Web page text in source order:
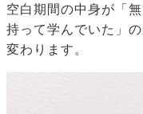
空白期間の中身が「
持って学んでいた」
変わります。